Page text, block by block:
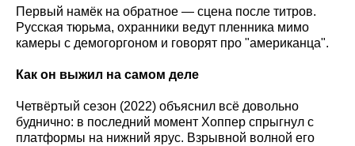
Первый намёк на обратное — сцена после титров.
Русская тюрьма, охранники ведут пленника мимо
камеры с демогоргоном и говорят про "американца".
Как он выжил на самом деле
Четвёртый сезон (2022) объяснил всё довольно
буднично: в последний момент Хоппер спрыгнул с
платформы на нижний ярус. Взрывной волной его